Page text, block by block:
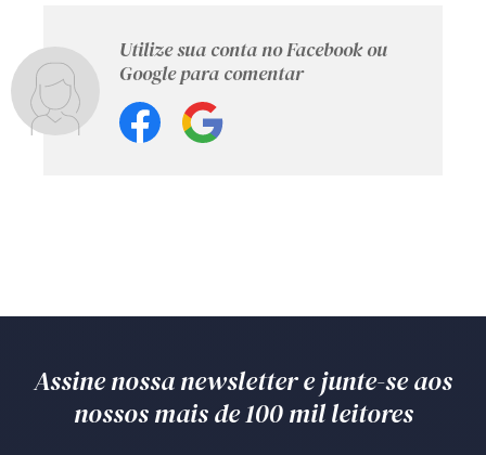
Utilize sua conta no Facebook ou
Google para comentar
Assine nossa newsletter e junte-se aos
nossos mais de 100 mil leitores